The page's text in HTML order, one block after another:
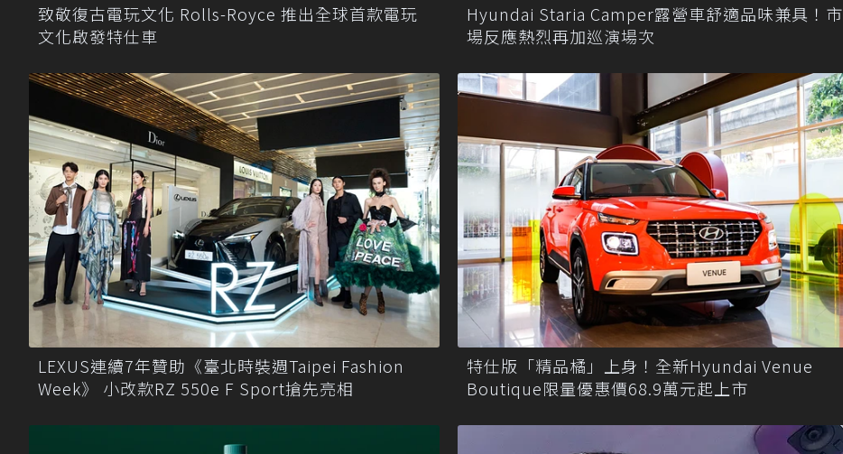
致敬復古電玩文化 Rolls-Royce 推出全球首款電玩
文化啟發特仕車
Hyundai Staria Camper露營車舒適品味兼具！市
場反應熱烈再加巡演場次
LEXUS連續7年贊助《臺北時裝週Taipei Fashion
Week》 小改款RZ 550e F Sport搶先亮相
特仕版「精品橘」上身！全新Hyundai Venue
Boutique限量優惠價68.9萬元起上市